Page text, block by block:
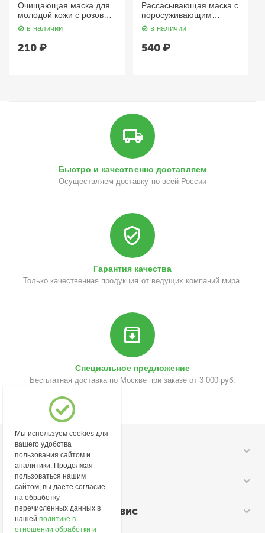
Очищающая маска для
молодой кожи с розовой
глиной / Pink Clay
Cleansing Mask, 20 мл.
Happy Lab
в наличии
210₽
Рассасывающая маска с
поросуживающим
эффектом Post-Acne
Balance Mask, 100 мл.
Aravia
в наличии
540₽
Быстро и качественно доставляем
Осуществляем доставку по всей России
Гарантия качества
Только качественная продукция от ведущих компаний мира.
Специальное предложение
Бесплатная доставка по Москве при заказе от 3 000 руб.
Моя учетная запись
Информация
Покупательский сервис
Мы используем cookies для
вашего удобства
пользования сайтом и
аналитики. Продолжая
пользоваться нашим
сайтом, вы даёте согласие
на обработку
перечисленных данных в
нашейполитике в
отношении обработки и